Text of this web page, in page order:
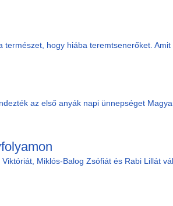
hogy hiába teremtsenerőket. Amit
az első anyák napi ünnepséget
Miklós-Balog Zsófiát és Rabi Lillát